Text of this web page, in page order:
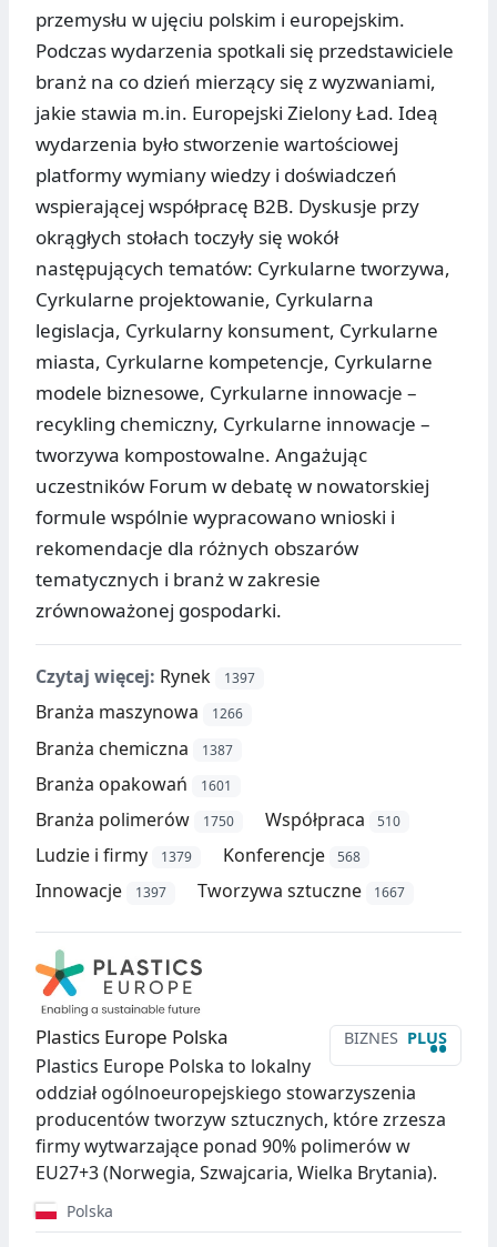
przemysłu w ujęciu polskim i europejskim.
Podczas wydarzenia spotkali się przedstawiciele
branż na co dzień mierzący się z wyzwaniami,
jakie stawia m.in. Europejski Zielony Ład. Ideą
wydarzenia było stworzenie wartościowej
platformy wymiany wiedzy i doświadczeń
wspierającej współpracę B2B. Dyskusje przy
okrągłych stołach toczyły się wokół
następujących tematów: Cyrkularne tworzywa,
Cyrkularne projektowanie, Cyrkularna
legislacja, Cyrkularny konsument, Cyrkularne
miasta, Cyrkularne kompetencje, Cyrkularne
modele biznesowe, Cyrkularne innowacje –
recykling chemiczny, Cyrkularne innowacje –
tworzywa kompostowalne. Angażując
uczestników Forum w debatę w nowatorskiej
formule wspólnie wypracowano wnioski i
rekomendacje dla różnych obszarów
tematycznych i branż w zakresie
zrównoważonej gospodarki.
Czytaj więcej: Rynek 1397
Branża maszynowa 1266
Branża chemiczna 1387
Branża opakowań 1601
Branża polimerów 1750 Współpraca 510
Ludzie i firmy 1379 Konferencje 568
Innowacje 1397 Tworzywa sztuczne 1667
BIZNES PLUS
••
Plastics Europe Polska
Plastics Europe Polska to lokalny
oddział ogólnoeuropejskiego stowarzyszenia
producentów tworzyw sztucznych, które zrzesza
firmy wytwarzające ponad 90% polimerów w
EU27+3 (Norwegia, Szwajcaria, Wielka Brytania).
Polska